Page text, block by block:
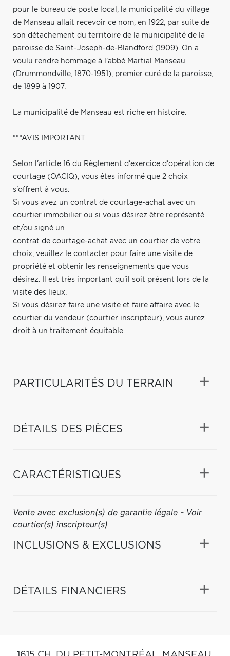
pour le bureau de poste local, la municipalité du village
de Manseau allait recevoir ce nom, en 1922, par suite de
son détachement du territoire de la municipalité de la
paroisse de Saint-Joseph-de-Blandford (1909). On a
voulu rendre hommage à l'abbé Martial Manseau
(Drummondville, 1870-1951), premier curé de la paroisse,
de 1899 à 1907.
La municipalité de Manseau est riche en histoire.
***AVIS IMPORTANT
Selon l'article 16 du Règlement d'exercice d'opération de
courtage (OACIQ), vous êtes informé que 2 choix
s'offrent à vous:
Si vous avez un contrat de courtage-achat avec un
courtier immobilier ou si vous désirez être représenté
et/ou signé un
contrat de courtage-achat avec un courtier de votre
choix, veuillez le contacter pour faire une visite de
propriété et obtenir les renseignements que vous
désirez. Il est très important qu'il soit présent lors de la
visite des lieux.
Si vous désirez faire une visite et faire affaire avec le
courtier du vendeur (courtier inscripteur), vous aurez
droit à un traitement équitable.
PARTICULARITÉS DU TERRAIN
DÉTAILS DES PIÈCES
CARACTÉRISTIQUES
Vente avec exclusion(s) de garantie légale - Voir
courtier(s) inscripteur(s)
INCLUSIONS & EXCLUSIONS
DÉTAILS FINANCIERS